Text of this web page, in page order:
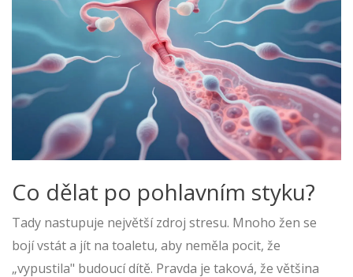
Co dělat po pohlavním styku?
Tady nastupuje největší zdroj stresu. Mnoho žen se
bojí vstát a jít na toaletu, aby neměla pocit, že
„vypustila" budoucí dítě. Pravda je taková, že většina